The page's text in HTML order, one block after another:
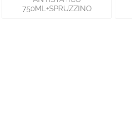
750ML+SPRUZZINO